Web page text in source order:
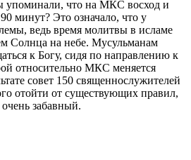
упоминали, что на МКС восход и
минут? Это означало, что у
ведь время молитвы в исламе
Солнца на небе. Мусульманам
к Богу, сидя по направлению к
относительно МКС меняется
совет 150 священнослужителей
отойти от существующих правил,
забавный.